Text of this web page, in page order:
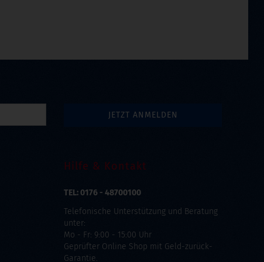
Hilfe & Kontakt
TEL: 0176 - 48700100
Telefonische Unterstützung und Beratung
unter:
Mo - Fr: 9:00 - 15:00 Uhr
Geprüfter Online Shop mit Geld-zurück-
Garantie.